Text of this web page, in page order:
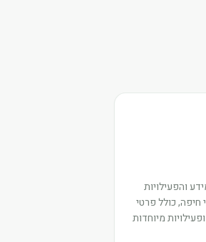
והפעילויות
כולל פרטי
מיוחדות